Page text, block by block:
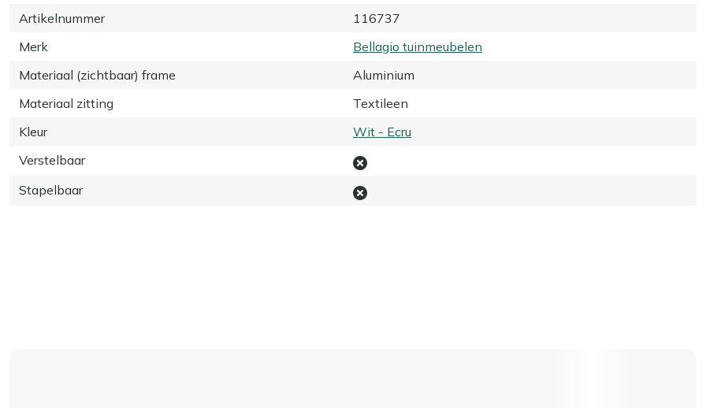
Artikelnummer
116737
Merk
Bellagio tuinmeubelen
Materiaal (zichtbaar) frame
Aluminium
Materiaal zitting
Textileen
Kleur
Wit - Ecru
Verstelbaar
Stapelbaar